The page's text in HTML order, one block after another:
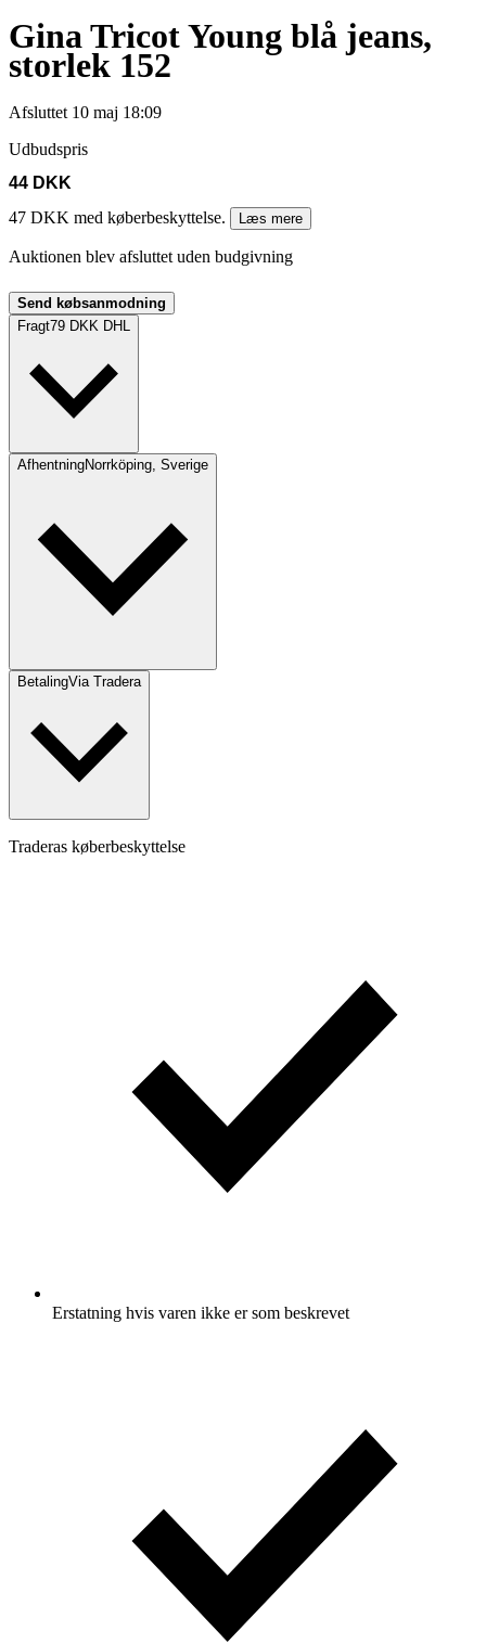
Gina Tricot Young blå jeans,
storlek 152
Afsluttet 10 maj 18:09
Udbudspris
44 DKK
47 DKK med køberbeskyttelse.
Læs mere
Auktionen blev afsluttet uden budgivning
Send købsanmodning
Fragt79 DKK DHL
AfhentningNorrköping, Sverige
BetalingVia Tradera
Traderas køberbeskyttelse
Erstatning hvis varen ikke er som beskrevet